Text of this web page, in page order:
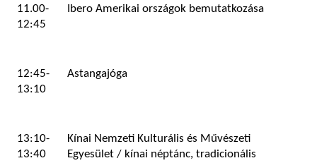
11.00-
12:45
Ibero Amerikai országok bemutatkozása
12:45-
13:10
Astangajóga
13:10-
13:40
Kínai Nemzeti Kulturális és Művészeti
Egyesület / kínai néptánc, tradicionális